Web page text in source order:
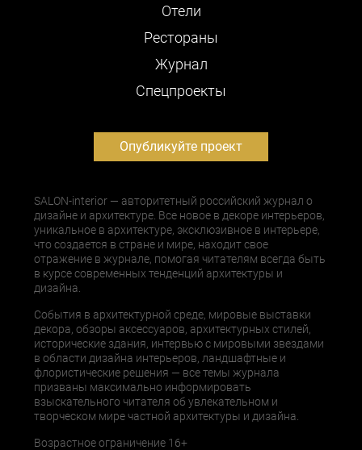
Отели
Рестораны
Журнал
Cпецпроекты
Опубликуйте проект
SALON-interior — авторитетный российский журнал о
дизайне и архитектуре. Все новое в декоре интерьеров,
уникальное в архитектуре, эксклюзивное в интерьере,
что создается в стране и мире, находит свое
отражение в журнале, помогая читателям всегда быть
в курсе современных тенденций архитектуры и
дизайна.
События в архитектурной среде, мировые выставки
декора, обзоры аксессуаров, архитектурных стилей,
исторические здания, интервью с мировыми звездами
в области дизайна интерьеров, ландшафтные и
флористические решения — все темы журнала
призваны максимально информировать
взыскательного читателя об увлекательном и
творческом мире частной архитектуры и дизайна.
Возрастное ограничение 16+